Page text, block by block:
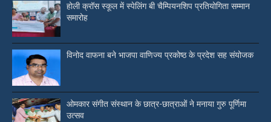
होली क्रॉस स्कूल में स्पेलिंग बी चैम्पियनशिप प्रतियोगिता सम्मान
समारोह
विनोद वाफना बने भाजपा वाणिज्य प्रकोष्ठ के प्रदेश सह संयोजक
ओमकार संगीत संस्थान के छात्र-छात्राओं ने मनाया गुरु पूर्णिमा
उत्सव